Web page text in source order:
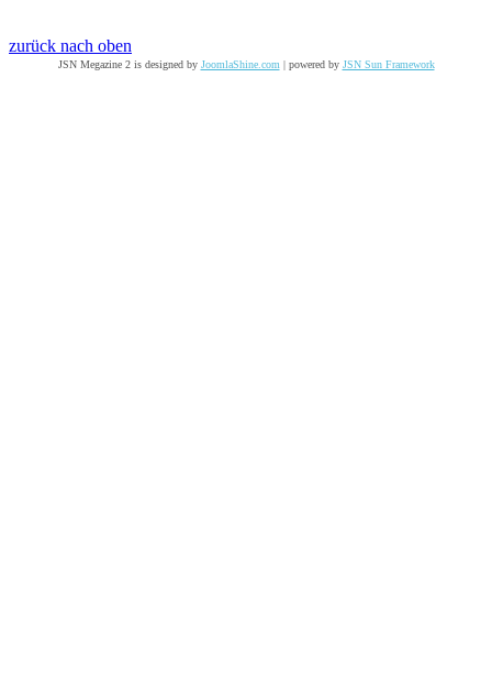
zurück nach oben
JSN Megazine 2 is designed by JoomlaShine.com| powered by JSN Sun Framework